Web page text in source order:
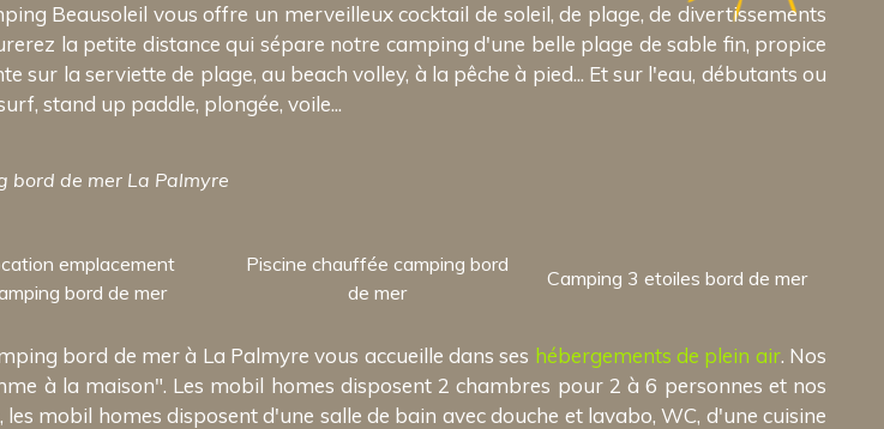
Beausoleil vous offre un merveilleux cocktail de soleil, de plage, de divertissements
la petite distance qui sépare notre camping d'une belle plage de sable fin, propice
sur la serviette de plage, au beach volley, à la pêche à pied... Et sur l'eau, débutants ou
stand up paddle, plongée, voile...
bord de mer La Palmyre
emplacement
bord de mer
Piscine chauffée camping bord
de mer
Camping 3 etoiles bord de mer
bord de mer à La Palmyre vous accueille dans ses hébergements de plein air. Nos
à la maison". Les mobil homes disposent 2 chambres pour 2 à 6 personnes et nos
mobil homes disposent d'une salle de bain avec douche et lavabo, WC, d'une cuisine